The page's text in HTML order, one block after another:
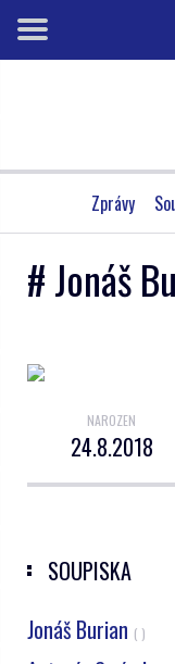
Zprávy
# Jonáš
NAROZEN
24.8.2018
SOUPISKA
Jonáš Burian ( )